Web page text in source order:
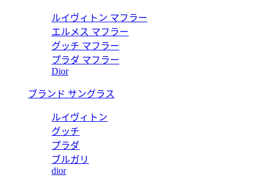
ルイヴィトン マフラー
エルメス マフラー
グッチ マフラー
プラダ マフラー
Dior
ブランド サングラス
ルイヴィトン
グッチ
プラダ
ブルガリ
dior